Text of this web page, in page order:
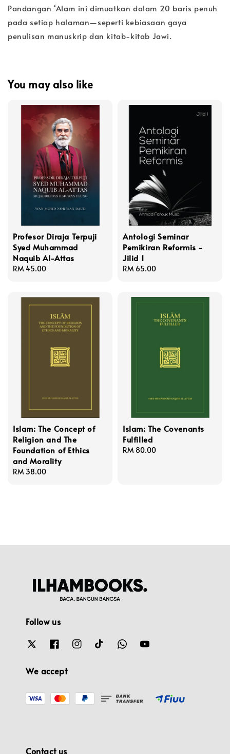
Pandangan ‘Alam ini dimuatkan dalam 20 baris penuh
pada setiap halaman—seperti kebiasaan gaya
penulisan manuskrip dan kitab-kitab Jawi.
You may also like
Profesor Diraja Terpuji
Syed Muhammad
Naquib Al-Attas
Regular
RM 45.00
Antologi Seminar
Pemikiran Reformis -
Jilid 1
Regular
RM 65.00
Islam: The Concept of
Religion and The
Foundation of Ethics
and Morality
Regular
RM 38.00
Islam: The Covenants
Fulfilled
Regular
RM 80.00
Follow us
We accept
Contact us